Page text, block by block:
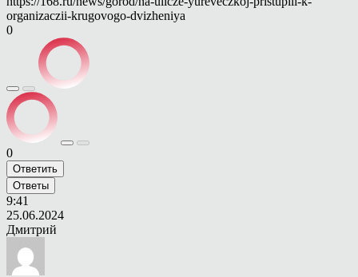
organizaczii-krugovogo-dvizheniya
0
0
Ответить
Ответы
9:41
25.06.2024
Дмитрий